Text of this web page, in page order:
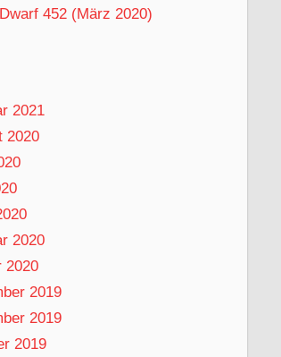
452 (März 2020)
2021
2020
2020
2020
2019
2019
2019